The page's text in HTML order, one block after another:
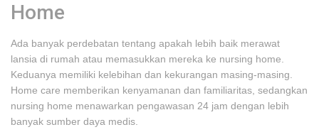
Home
Ada banyak perdebatan tentang apakah lebih baik merawat
lansia di rumah atau memasukkan mereka ke nursing home.
Keduanya memiliki kelebihan dan kekurangan masing-masing.
Home care memberikan kenyamanan dan familiaritas, sedangkan
nursing home menawarkan pengawasan 24 jam dengan lebih
banyak sumber daya medis.